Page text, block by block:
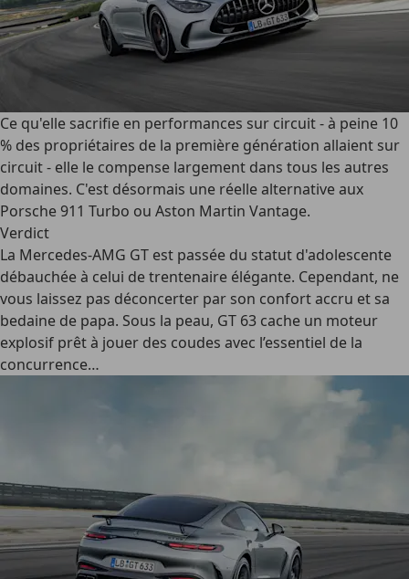
Ce qu'elle sacrifie en performances sur circuit - à peine 10
% des propriétaires de la première génération allaient sur
circuit - elle le compense largement dans tous les autres
domaines. C'est désormais une réelle alternative aux
Porsche 911 Turbo ou Aston Martin Vantage.
Verdict
La Mercedes-AMG GT est passée du statut d'adolescente
débauchée à celui de trentenaire élégante. Cependant, ne
vous laissez pas déconcerter par son confort accru et sa
bedaine de papa. Sous la peau, GT 63 cache un moteur
explosif prêt à jouer des coudes avec l’essentiel de la
concurrence…